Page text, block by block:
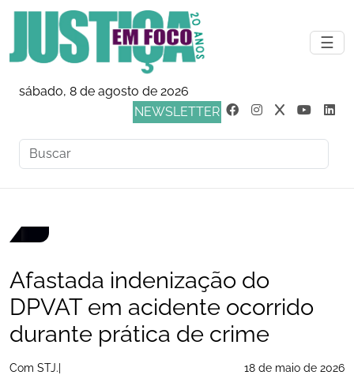
☰
sábado, 8 de agosto de 2026
NEWSLETTER
Afastada indenização do
DPVAT em acidente ocorrido
durante prática de crime
Com STJ.|
18 de maio de 2026